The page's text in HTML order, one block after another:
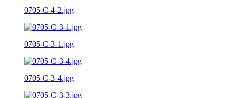
0705-C-4-2.jpg
0705-C-3-1.jpg
0705-C-3-4.jpg